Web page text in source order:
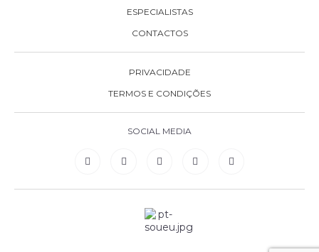
ESPECIALISTAS
CONTACTOS
PRIVACIDADE
TERMOS E CONDIÇÕES
SOCIAL MEDIA